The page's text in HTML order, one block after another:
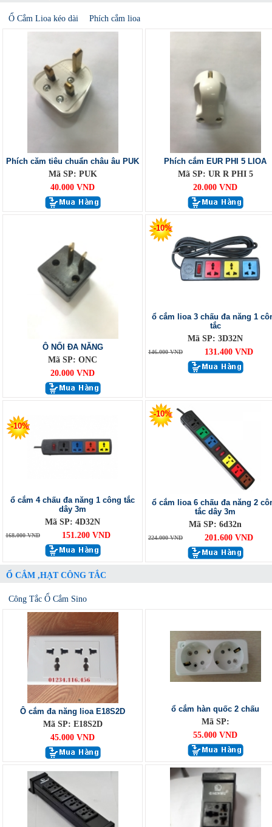
Ổ Cắm Lioa kéo dài Phích cắm lioa
Phích căm tiêu chuẩn châu âu PUK
Mã SP: PUK
40.000 VND
Phích cắm EUR PHI 5 LIOA
Mã SP: UR R PHI 5
20.000 VND
Ô NỐI ĐA NĂNG
Mã SP: ONC
20.000 VND
-10%
ổ cắm lioa 3 chấu đa năng 1
tắc
Mã SP: 3D32N
146.000 VND 131.400 VND
-10%
ổ cắm 4 chấu đa năng 1 công tắc
dây 3m
Mã SP: 4D32N
168.000 VND 151.200 VND
-10%
ổ cắm lioa 6 chấu đa năng 2
tắc dây 3m
Mã SP: 6d32n
224.000 VND 201.600 VND
Ổ CẮM ,HẠT CÔNG TẮC
Công Tắc Ổ Cắm Sino
Ô cắm đa năng lioa E18S2D
Mã SP: E18S2D
45.000 VND
ổ cắm hàn quốc 2 chấu
Mã SP:
55.000 VND